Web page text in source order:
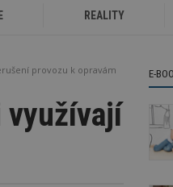
REALITY
provozu k opravám
využívají
E-